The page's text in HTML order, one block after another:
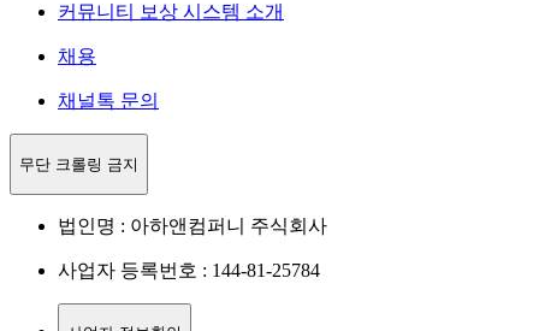
커뮤니티 보상 시스템 소개
채용
채널톡 문의
무단 크롤링 금지
법인명 : 아하앤컴퍼니 주식회사
사업자 등록번호 : 144-81-25784